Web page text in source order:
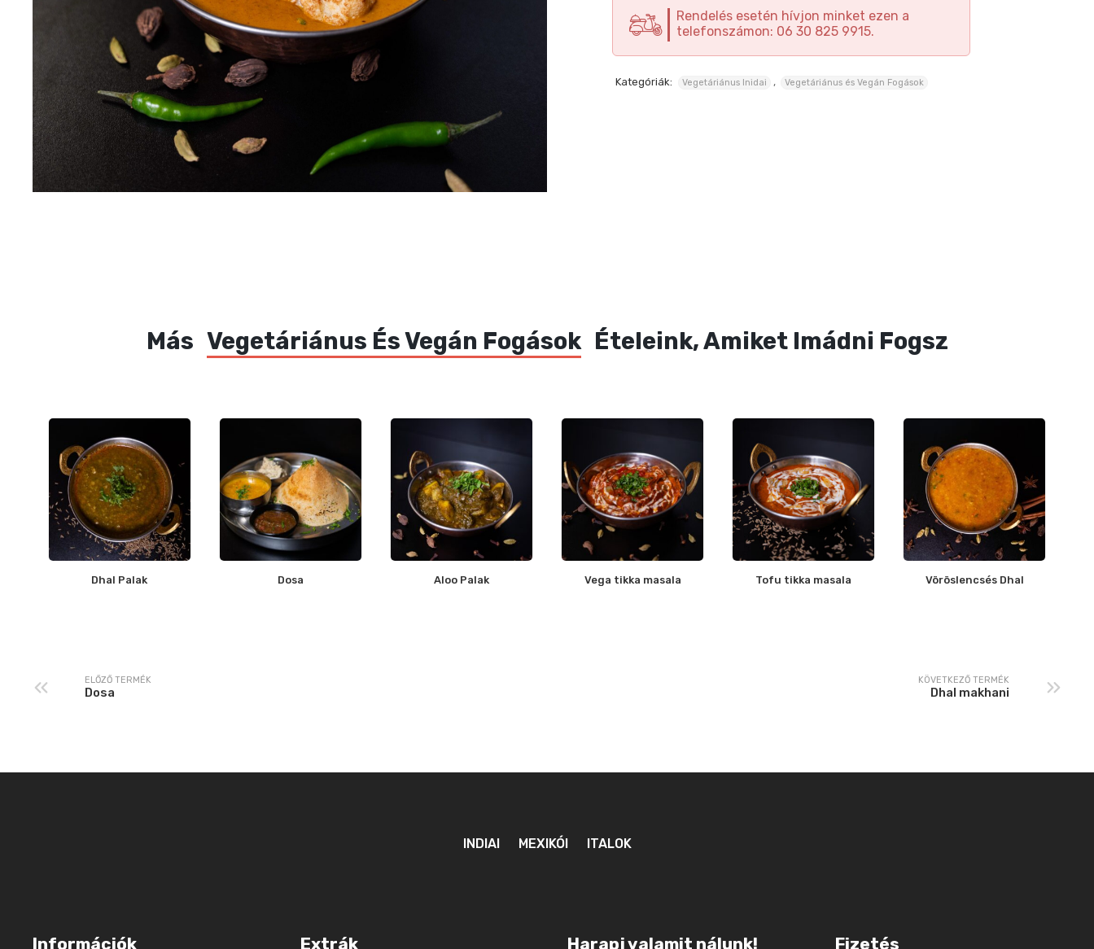
Rendelés esetén hívjon minket ezen a
telefonszámon: 06 30 825 9915.
Kategóriák: Vegetáriánus Inidai , Vegetáriánus és Vegán Fogások
Más Vegetáriánus És Vegán Fogások Ételeink, Amiket Imádni Fogsz
Dhal Palak Dosa Aloo Palak Vega tikka masala Tofu tikka masala Vöröslencsés Dhal
ELŐZŐ TERMÉK
Dosa
KÖVETKEZŐ TERMÉK
Dhal makhani
INDIAI MEXIKÓI ITALOK
Információk Extrák Harapj valamit nálunk! Fizetés